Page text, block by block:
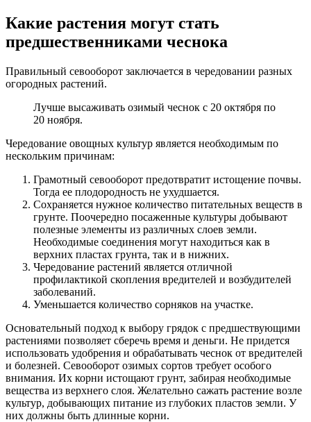
Какие растения могут стать
предшественниками чеснока
Правильный севооборот заключается в чередовании разных
огородных растений.
Лучше высаживать озимый чеснок с 20 октября по
20 ноября.
Чередование овощных культур является необходимым по
нескольким причинам:
Грамотный севооборот предотвратит истощение почвы.
Тогда ее плодородность не ухудшается.
Сохраняется нужное количество питательных веществ в
грунте. Поочередно посаженные культуры добывают
полезные элементы из различных слоев земли.
Необходимые соединения могут находиться как в
верхних пластах грунта, так и в нижних.
Чередование растений является отличной
профилактикой скопления вредителей и возбудителей
заболеваний.
Уменьшается количество сорняков на участке.
Основательный подход к выбору грядок с предшествующими
растениями позволяет сберечь время и деньги. Не придется
использовать удобрения и обрабатывать чеснок от вредителей
и болезней. Севооборот озимых сортов требует особого
внимания. Их корни истощают грунт, забирая необходимые
вещества из верхнего слоя. Желательно сажать растение возле
культур, добывающих питание из глубоких пластов земли. У
них должны быть длинные корни.